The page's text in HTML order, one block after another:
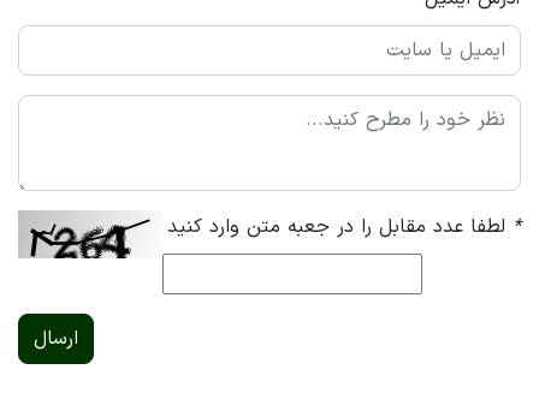
* لطفا عدد مقابل را در جعبه متن وارد کنید
ارسال